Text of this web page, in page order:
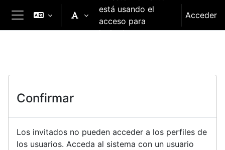
Salta al contenido principal
Panel lateral
está usando el
acceso para
invitados
Acceder
Confirmar
Los invitados no pueden acceder a los perfiles de
los usuarios. Acceda al sistema con un usuario